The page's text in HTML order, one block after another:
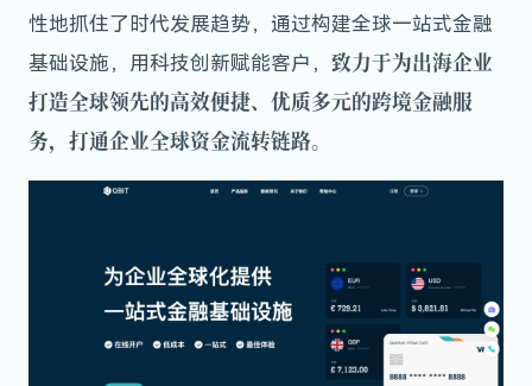
性地抓住了时代发展趋势，通过构建全球一站式金融
基础设施，用科技创新赋能客户， 致力于为出海企业
打造全球领先的高效便捷、优质多元的跨境金融服
务，打通企业全球资金流转链路。